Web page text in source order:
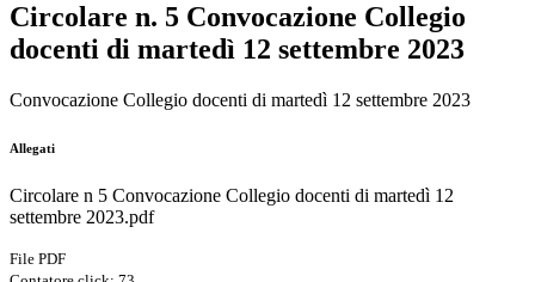
Circolare n. 5 Convocazione Collegio
docenti di martedì 12 settembre 2023
Convocazione Collegio docenti di martedì 12 settembre 2023
Allegati
Circolare n 5 Convocazione Collegio docenti di martedì 12
settembre 2023.pdf
File PDF